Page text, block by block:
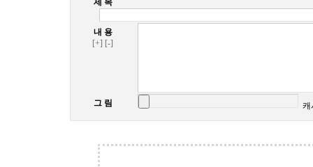
제 목
내 용
[+] [-]
그 림 캐